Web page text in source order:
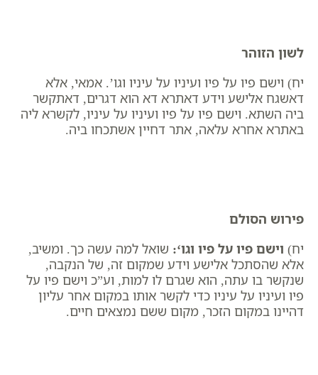
לשון הזוהר
יח) וישם פיו על פיו ועיניו על עיניו וגו’. אמאי, אלא
דאשגח אלישע וידע דאתרא דא הוא דגרים, דאתקשר
ביה השתא. וישם פיו על פיו ועיניו על עיניו, לקשרא ליה
באתרא אחרא עלאה, אתר דחיין אשתכחו ביה.
פירוש הסולם
יח) וישם פיו על פיו וגו‘: שואל למה עשה כך. ומשיב,
אלא שהסתכל אלישע וידע שמקום זה, של הנקבה,
שנקשר בו עתה, הוא שגרם לו למות, וע”כ וישם פיו על
פיו ועיניו על עיניו כדי לקשר אותו במקום אחר עליון
דהיינו במקום הזכר, מקום ששם נמצאים חיים.